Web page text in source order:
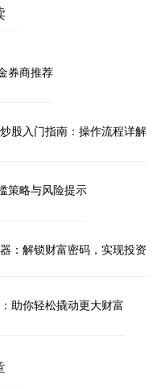
券商推荐
股入门指南：操作流程详解
策略与风险提示
：解锁财富密码，实现投资
助你轻松撬动更大财富